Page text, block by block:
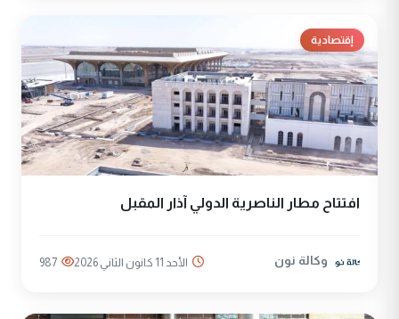
إقتصادية
افتتاح مطار الناصرية الدولي آذار المقبل
وكالة نون الأحد 11 كانون الثاني 2026 987